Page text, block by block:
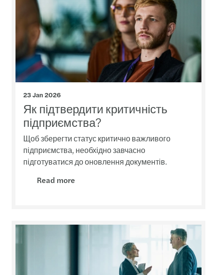
23 Jan 2026
Як підтвердити критичність
підприємства?
Щоб зберегти статус критично важливого
підприємства, необхідно завчасно
підготуватися до оновлення документів.
Read more